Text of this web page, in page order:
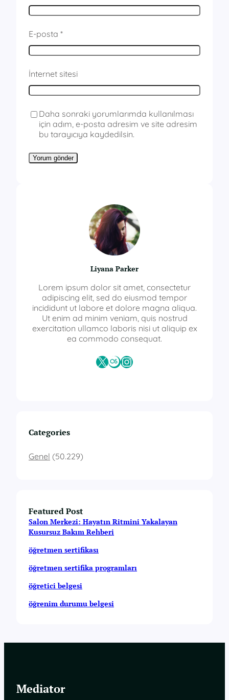
E-posta *
İnternet sitesi
Daha sonraki yorumlarımda kullanılması
için adım, e-posta adresim ve site adresim
bu tarayıcıya kaydedilsin.
Liyana Parker
Lorem ipsum dolor sit amet, consectetur
adipiscing elit, sed do eiusmod tempor
incididunt ut labore et dolore magna aliqua.
Ut enim ad minim veniam, quis nostrud
exercitation ullamco laboris nisi ut aliquip ex
ea commodo consequat.
X Last.fmInstagram
Categories
Genel (50.229)
Featured Post
Salon Merkezi: Hayatın Ritmini Yakalayan
Kusursuz Bakım Rehberi
öğretmen sertifikası
öğretmen sertifika programları
öğretici belgesi
öğrenim durumu belgesi
Mediator